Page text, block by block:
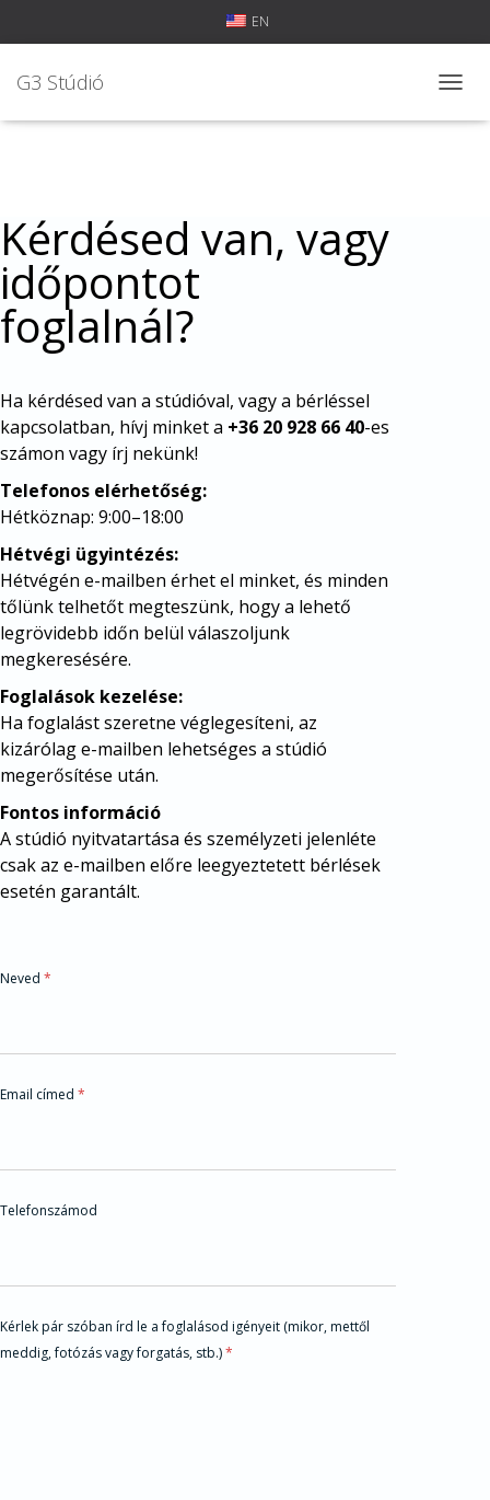
EN
G3 Stúdió
A
Kérdésed van, vagy
időpontot
foglalnál?
Ha kérdésed van a stúdióval, vagy a bérléssel
kapcsolatban, hívj minket a +36 20 928 66 40-es
számon vagy írj nekünk!
Telefonos elérhetőség:
Hétköznap: 9:00–18:00
Hétvégi ügyintézés:
Hétvégén e-mailben érhet el minket, és minden
tőlünk telhetőt megteszünk, hogy a lehető
legrövidebb időn belül válaszoljunk
megkeresésére.
Foglalások kezelése:
Ha foglalást szeretne véglegesíteni, az
kizárólag e-mailben lehetséges a stúdió
megerősítése után.
Fontos információ
A stúdió nyitvatartása és személyzeti jelenléte
csak az e-mailben előre leegyeztetett bérlések
esetén garantált.
Neved *
Email címed *
Telefonszámod
l
e
Kérlek pár szóban írd le a foglalásod igényeit (mikor, mettől
meddig, fotózás vagy forgatás, stb.)*